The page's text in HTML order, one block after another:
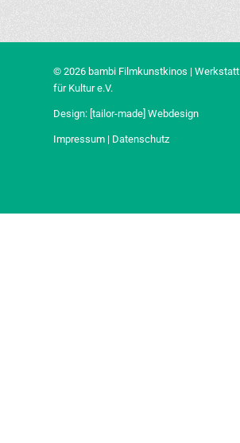
© 2026 bambi Filmkunstkinos | Werkstatt
für Kultur e.V.
Design: [tailor-made] Webdesign
Impressum | Datenschutz